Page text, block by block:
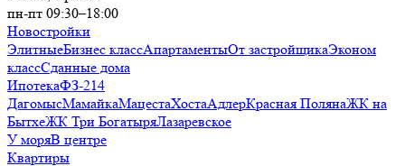
пн-пт 09:30–18:00
Новостройки
ЭлитныеБизнес классАпартаментыОт застройщикаЭконом
классСданные дома
ИпотекаФЗ-214
ДагомысМамайкаМацестаХостаАдлерКрасная ПолянаЖК на
БытхеЖК Три БогатыряЛазаревское
У моряВ центре
Квартиры